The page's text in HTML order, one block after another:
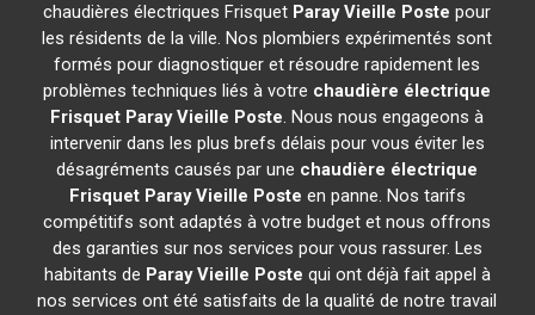
chaudières électriques Frisquet Paray Vieille Poste pour
les résidents de la ville. Nos plombiers expérimentés sont
formés pour diagnostiquer et résoudre rapidement les
problèmes techniques liés à votre chaudière électrique
Frisquet Paray Vieille Poste. Nous nous engageons à
intervenir dans les plus brefs délais pour vous éviter les
désagréments causés par une chaudière électrique
Frisquet Paray Vieille Poste en panne. Nos tarifs
compétitifs sont adaptés à votre budget et nous offrons
des garanties sur nos services pour vous rassurer. Les
habitants de Paray Vieille Poste qui ont déjà fait appel à
nos services ont été satisfaits de la qualité de notre travail